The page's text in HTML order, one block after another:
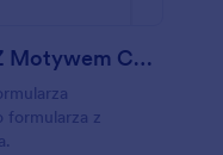
Formularz Kontaktowy Z Motywem Chmur
formularza z